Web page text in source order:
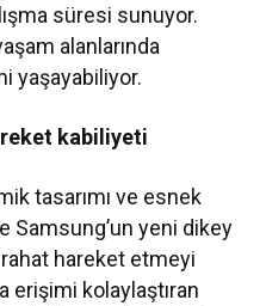
süresi sunuyor.
alanlarında
yaşayabiliyor.
kabiliyeti
tasarımı ve esnek
Samsung’un yeni dikey
hareket etmeyi
erişimi kolaylaştıran